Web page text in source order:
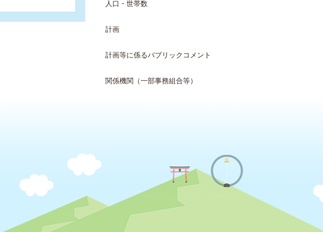
人口・世帯数
計画
計画等に係るパブリックコメント
関係機関（一部事務組合等）